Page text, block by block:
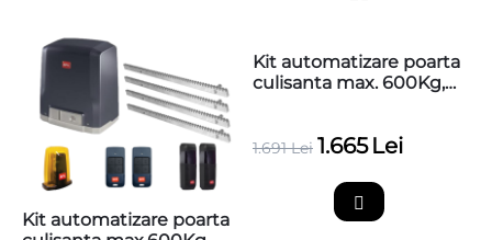
Kit automatizare poarta
Kit automatizare poarta
culisanta max. 600Kg,
telecomanda)
1.691 Lei 1.665 Lei